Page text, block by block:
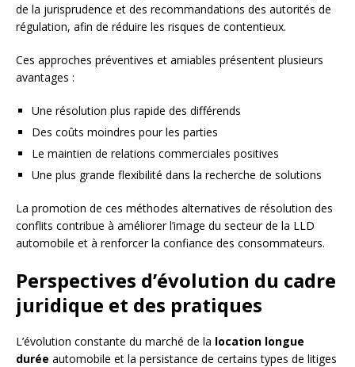
de la jurisprudence et des recommandations des autorités de
régulation, afin de réduire les risques de contentieux.
Ces approches préventives et amiables présentent plusieurs
avantages :
Une résolution plus rapide des différends
Des coûts moindres pour les parties
Le maintien de relations commerciales positives
Une plus grande flexibilité dans la recherche de solutions
La promotion de ces méthodes alternatives de résolution des
conflits contribue à améliorer l’image du secteur de la LLD
automobile et à renforcer la confiance des consommateurs.
Perspectives d’évolution du cadre
juridique et des pratiques
L’évolution constante du marché de la location longue
durée automobile et la persistance de certains types de litiges